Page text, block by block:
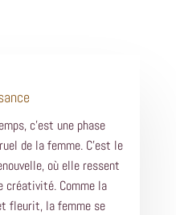
c'est une phase
de la femme. C'est le
où elle ressent
créativité. Comme la
fleurit, la femme se